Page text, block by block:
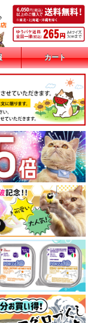
カート